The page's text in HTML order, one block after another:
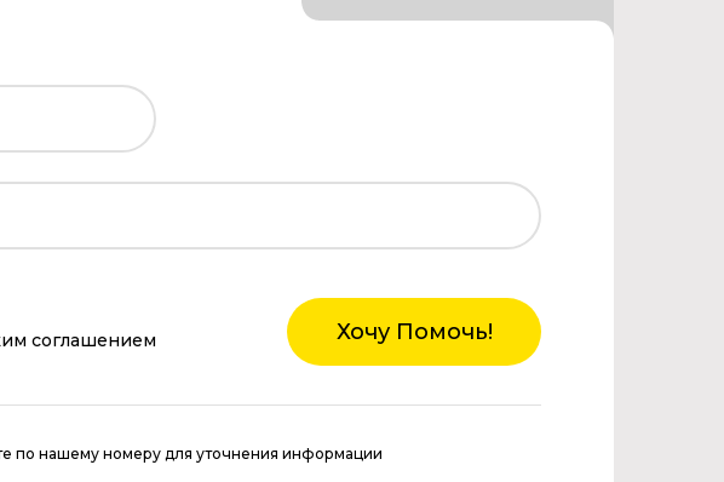
соглашением
Хочу Помочь!
по нашему номеру для уточнения информации